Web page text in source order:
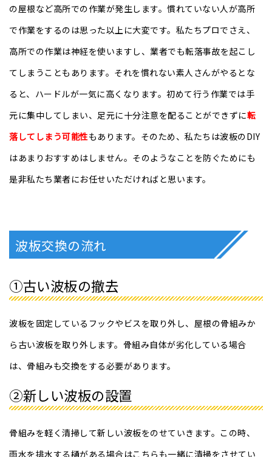
の屋根など高所での作業が発生します。慣れていない人が高所
で作業をするのは思った以上に大変です。私たちプロでさえ、
高所での作業は神経を使いますし、業者でも転落事故を起こし
てしまうこともあります。それを慣れない素人さんがやるとな
ると、ハードルが一気に高くなります。初めて行う作業では手
元に集中してしまい、足元に十分注意を配ることができずに転
落してしまう可能性もあります。そのため、私たちは波板のDIY
はあまりおすすめはしません。そのようなことを防ぐためにも
是非私たち業者にお任せいただければと思います。
波板交換の流れ
①古い波板の撤去
波板を固定しているフックやビスを取り外し、屋根の骨組みか
ら古い波板を取り外します。骨組み自体が劣化している場合
は、骨組みも交換をする必要があります。
②新しい波板の設置
骨組みを軽く清掃して新しい波板をのせていきます。この時、
雨水を排水する樋がある場合はこちらも一緒に清掃をさせてい